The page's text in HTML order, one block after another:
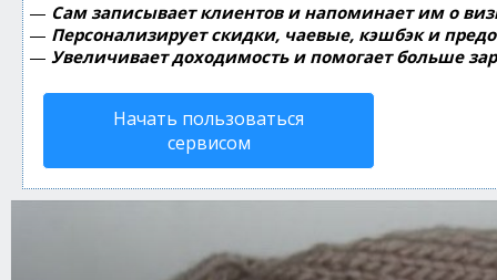
— Сам записывает клиентов и напоминает им о
— Персонализирует скидки, чаевые, кэшбэк и
— Увеличивает доходимость и помогает больше
Начать пользоваться
сервисом